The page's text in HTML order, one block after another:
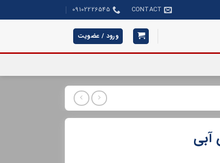
CONTACT
09102226545
ورود / عضویت
آبی